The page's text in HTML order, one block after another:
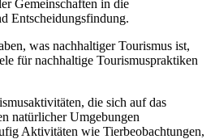
Gemeinschaften in die
Entscheidungsfindung.
was nachhaltiger Tourismus ist,
für nachhaltige Tourismuspraktiken
die sich auf das
natürlicher Umgebungen
Aktivitäten wie Tierbeobachtungen,